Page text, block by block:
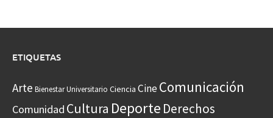
ETIQUETAS
Arte Bienestar Universitario Ciencia CineComunicación
Comunidad Cultura Deporte Derechos